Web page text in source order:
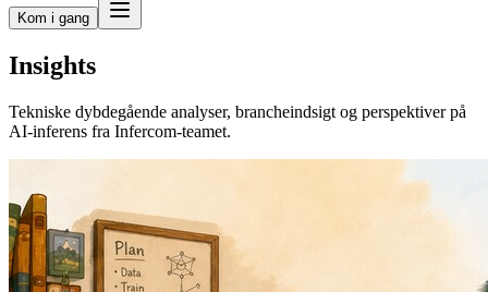
Kom i gang
Insights
Tekniske dybdegående analyser, brancheindsigt og perspektiver på
AI-inferens fra Infercom-teamet.